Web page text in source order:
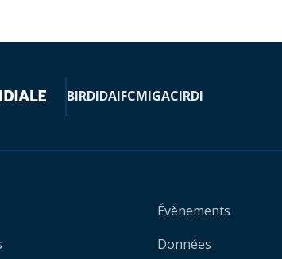
BIRDIDAIFCMIGACIRDI
Évènements
Données